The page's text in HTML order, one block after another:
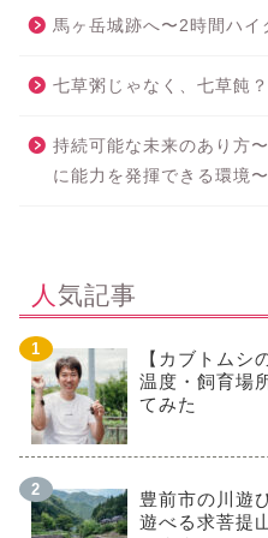
馬ヶ岳城跡へ〜2時間ハイ
七草粥じゃなく、七草飩？
持続可能な未来のあり方
に能力を発揮できる環境〜
人気記事
【カブトムシ
温度・飼育場
てみた
豊前市の川遊
遊べる求菩提